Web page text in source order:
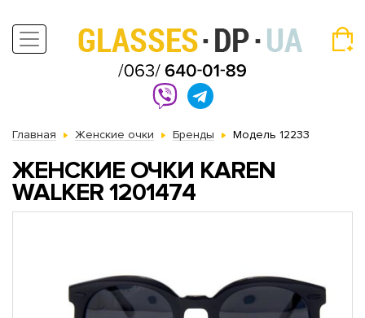
Главная Женские очки Бренды Модель 12233
ЖЕНСКИЕ ОЧКИ KAREN
WALKER 1201474